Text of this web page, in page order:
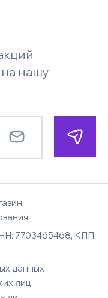
и системы
нашу
7703465468, КПП:
данных
лиц
доставки